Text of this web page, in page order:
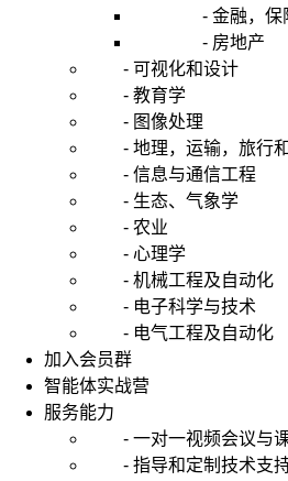
- 金融，保险
- 房地产
- 可视化和设计
- 教育学
- 图像处理
- 地理，运输，旅行
- 信息与通信工程
- 生态、气象学
- 农业
- 心理学
- 机械工程及自动化
- 电子科学与技术
- 电气工程及自动化
加入会员群
智能体实战营
服务能力
- 一对一视频会议与
- 指导和定制技术支